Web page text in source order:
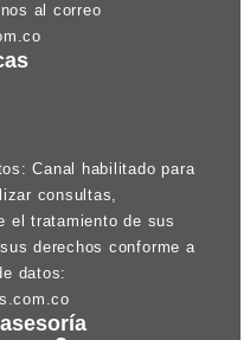
al correo
Canal habilitado para
consultas,
el tratamiento de sus
derechos conforme a
datos: